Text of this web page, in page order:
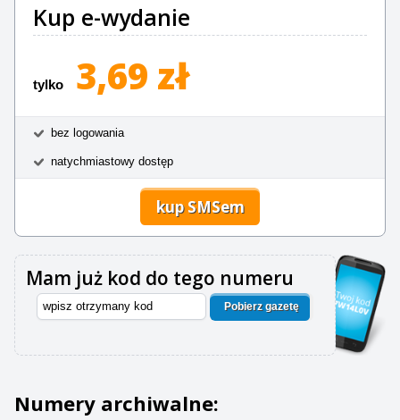
Kup e-wydanie
tylko 3,69 zł
bez logowania
natychmiastowy dostęp
kup SMSem
Mam już kod do tego numeru
Pobierz gazetę
Numery archiwalne: